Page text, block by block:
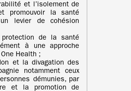
et l’isolement de
promouvoir la santé
levier de cohésion
de la santé
à une approche
Health ;
et la divagation des
notamment ceux
démunies, par
et la promotion de